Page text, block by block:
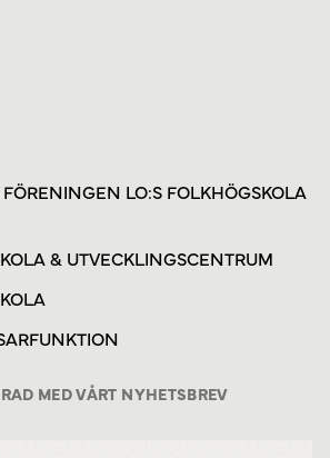
LO:S FOLKHÖGSKOLA
& UTVECKLINGSCENTRUM
MED VÅRT NYHETSBREV